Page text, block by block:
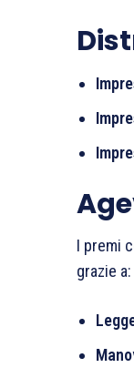
I premi
grazie a: